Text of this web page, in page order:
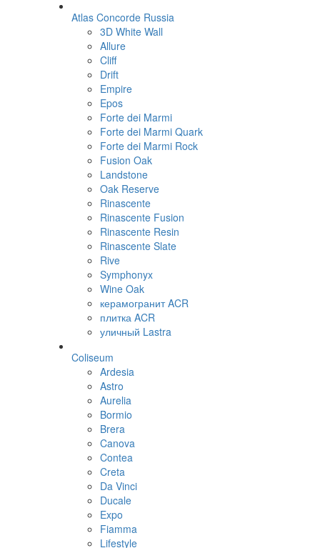
Atlas Concorde Russia
3D White Wall
Allure
Cliff
Drift
Empire
Epos
Forte dei Marmi
Forte dei Marmi Quark
Forte dei Marmi Rock
Fusion Oak
Landstone
Oak Reserve
Rinascente
Rinascente Fusion
Rinascente Resin
Rinascente Slate
Rive
Symphonyx
Wine Oak
керамогранит ACR
плитка ACR
уличный Lastra
Coliseum
Ardesia
Astro
Aurelia
Bormio
Brera
Canova
Contea
Creta
Da Vinci
Ducale
Expo
Fiamma
Lifestyle